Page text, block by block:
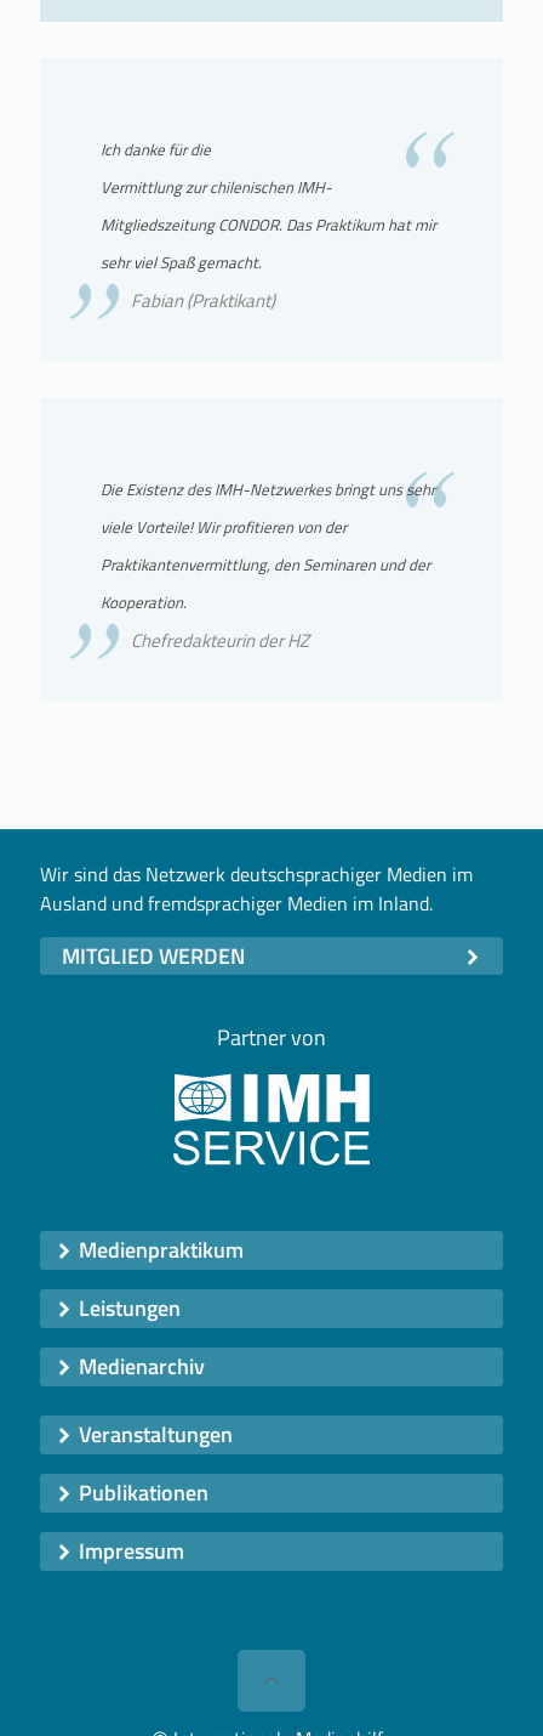
Ich danke für die
Vermittlung zur chilenischen IMH-
Mitgliedszeitung CONDOR. Das Praktikum hat mir
sehr viel Spaß gemacht.
Fabian (Praktikant)
Die Existenz des IMH-Netzwerkes bringt uns sehr
viele Vorteile! Wir profitieren von der
Praktikantenvermittlung, den Seminaren und der
Kooperation.
Chefredakteurin der HZ
Wir sind das Netzwerk deutschsprachiger Medien im
Ausland und fremdsprachiger Medien im Inland.
MITGLIED WERDEN
Partner von
Medienpraktikum
Leistungen
Medienarchiv
Veranstaltungen
Publikationen
Impressum